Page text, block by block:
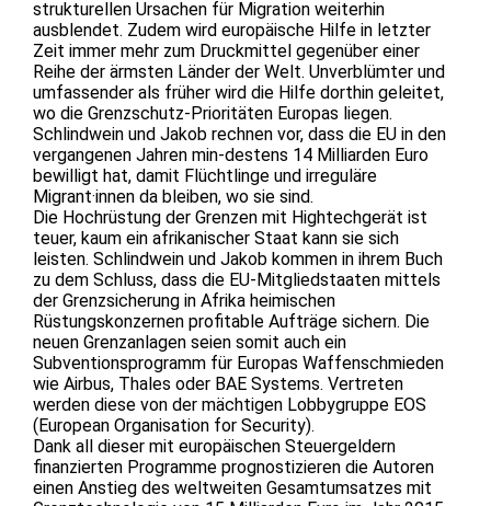
strukturellen Ursachen für Migration weiterhin
ausblendet. Zudem wird europäische Hilfe in letzter
Zeit immer mehr zum Druckmittel gegenüber einer
Reihe der ärmsten Länder der Welt. Unverblümter und
umfassender als früher wird die Hilfe dorthin geleitet,
wo die Grenzschutz-Prioritäten Europas liegen.
Schlindwein und Jakob rechnen vor, dass die EU in den
vergangenen Jahren min-destens 14 Milliarden Euro
bewilligt hat, damit Flüchtlinge und irreguläre
Migrant·innen da bleiben, wo sie sind.
Die Hochrüstung der Grenzen mit Hightechgerät ist
teuer, kaum ein afrikanischer Staat kann sie sich
leisten. Schlindwein und Jakob kommen in ihrem Buch
zu dem Schluss, dass die EU-Mitgliedstaaten mittels
der Grenzsicherung in Afrika heimischen
Rüstungskonzernen profitable Aufträge sichern. Die
neuen Grenzanlagen seien somit auch ein
Subventionsprogramm für Europas Waffenschmieden
wie Airbus, Thales oder BAE Systems. Vertreten
werden diese von der mächtigen Lobbygruppe EOS
(European Organisation for Security).
Dank all dieser mit europäischen Steuergeldern
finanzierten Programme prognostizieren die Autoren
einen Anstieg des weltweiten Gesamtumsatzes mit